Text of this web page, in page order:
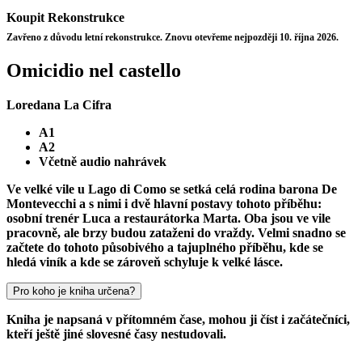
Koupit Rekonstrukce
Zavřeno z důvodu letní rekonstrukce. Znovu otevřeme nejpozději 10. října 2026.
Omicidio nel castello
Loredana La Cifra
A1
A2
Včetně audio nahrávek
Ve velké vile u Lago di Como se setká celá rodina barona De
Montevecchi a s nimi i dvě hlavní postavy tohoto příběhu:
osobní trenér Luca a restaurátorka Marta. Oba jsou ve vile
pracovně, ale brzy budou zataženi do vraždy. Velmi snadno se
začtete do tohoto působivého a tajuplného příběhu, kde se
hledá viník a kde se zároveň schyluje k velké lásce.
Pro koho je kniha určena?
Kniha je napsaná v přítomném čase, mohou ji číst i začátečníci,
kteří ještě jiné slovesné časy nestudovali.